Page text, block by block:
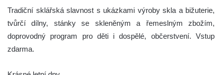
Tradiční sklářská slavnost s ukázkami výroby skla a bižuterie,
tvůrčí dílny, stánky se skleněným a řemeslným zbožím,
doprovodný program pro děti i dospělé, občerstvení. Vstup
zdarma.